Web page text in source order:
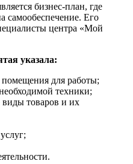
бизнес-план, где
самообеспечение. Его
центра «Мой
указала:
помещения для работы;
техники;
виды товаров и их